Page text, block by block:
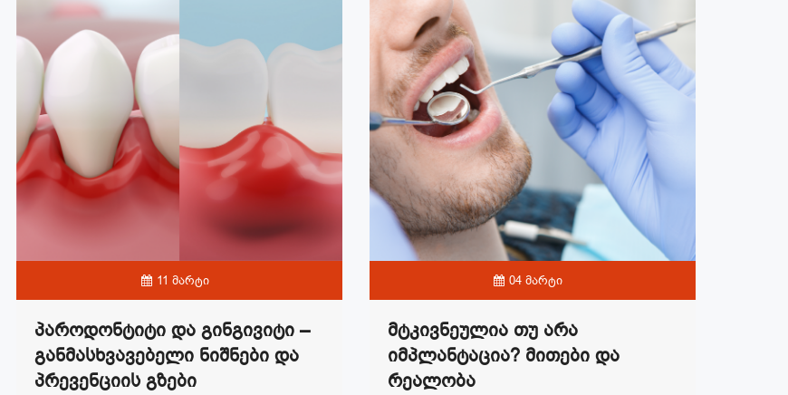
11 მარტი
Პაროდონტიტი Და Გინგივიტი –
Განმასხვავებელი Ნიშნები Და
Პრევენციის Გზები
04 მარტი
Მტკივნეულია Თუ Არა
Იმპლანტაცია? Მითები Და
Რეალობა